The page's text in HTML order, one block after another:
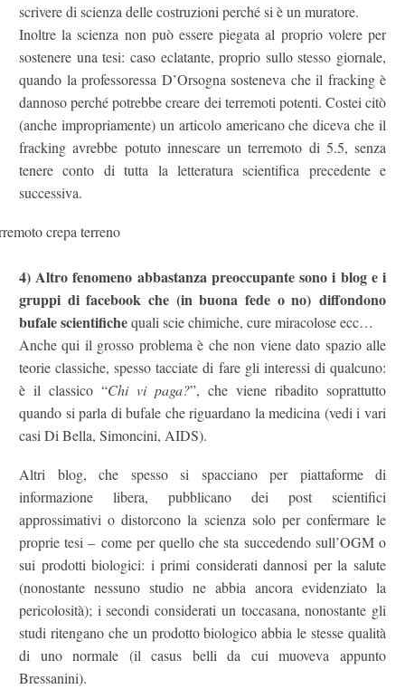
scrivere di scienza delle costruzioni perché si è un muratore.
Inoltre la scienza non può essere piegata al proprio volere per
sostenere una tesi: caso eclatante, proprio sullo stesso giornale,
quando la professoressa D’Orsogna sosteneva che il fracking è
dannoso perché potrebbe creare dei terremoti potenti. Costei citò
(anche impropriamente) un articolo americano che diceva che il
fracking avrebbe potuto innescare un terremoto di 5.5, senza
tenere conto di tutta la letteratura scientifica precedente e
successiva.
4) Altro fenomeno abbastanza preoccupante sono i blog e i
gruppi di facebook che (in buona fede o no) diffondono
bufale scientifichequali scie chimiche, cure miracolose ecc…
Anche qui il grosso problema è che non viene dato spazio alle
teorie classiche, spesso tacciate di fare gli interessi di qualcuno:
è il classico “Chi vi paga?”, che viene ribadito soprattutto
quando si parla di bufale che riguardano la medicina (vedi i vari
casi Di Bella, Simoncini, AIDS).
Altri blog, che spesso si spacciano per piattaforme di
informazione libera, pubblicano dei post scientifici
approssimativi o distorcono la scienza solo per confermare le
proprie tesi – come per quello che sta succedendo sull’OGM o
sui prodotti biologici: i primi considerati dannosi per la salute
(nonostante nessuno studio ne abbia ancora evidenziato la
pericolosità); i secondi considerati un toccasana, nonostante gli
studi ritengano che un prodotto biologico abbia le stesse qualità
di uno normale (il casus belli da cui muoveva appunto
Bressanini).